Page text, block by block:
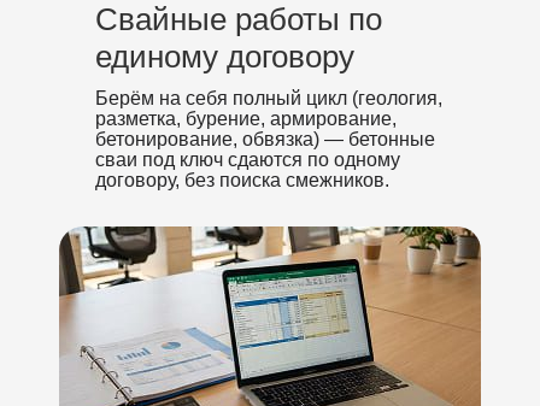
Свайные работы по
единому договору
Берём на себя полный цикл (геология,
разметка, бурение, армирование,
бетонирование, обвязка) — бетонные
сваи под ключ сдаются по одному
договору, без поиска смежников.